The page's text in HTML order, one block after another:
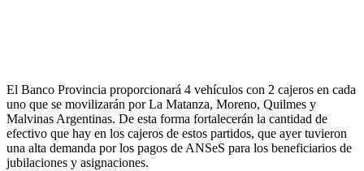
El Banco Provincia proporcionará 4 vehículos con 2 cajeros en cada
uno que se movilizarán por La Matanza, Moreno, Quilmes y
Malvinas Argentinas. De esta forma fortalecerán la cantidad de
efectivo que hay en los cajeros de estos partidos, que ayer tuvieron
una alta demanda por los pagos de ANSeS para los beneficiarios de
jubilaciones y asignaciones.